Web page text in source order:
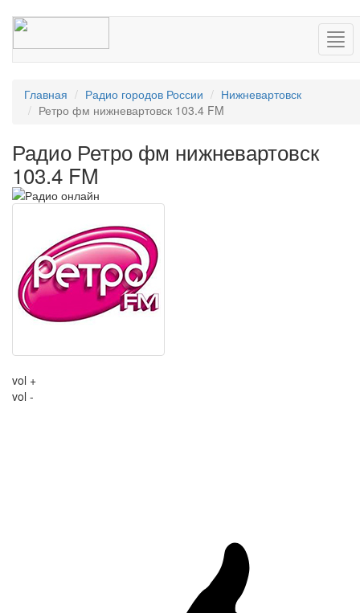
Главная Радио городов России
Нижневартовск
Ретро фм нижневартовск 103.4 FM
Радио Ретро фм нижневартовск
103.4 FM
vol +
vol -